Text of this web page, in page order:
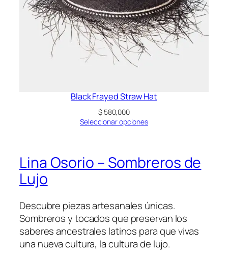
Black Frayed Straw Hat
$580,000
Seleccionar opciones
Lina Osorio – Sombreros de
Lujo
Descubre piezas artesanales únicas.
Sombreros y tocados que preservan los
saberes ancestrales latinos para que vivas
una nueva cultura, la cultura de lujo.